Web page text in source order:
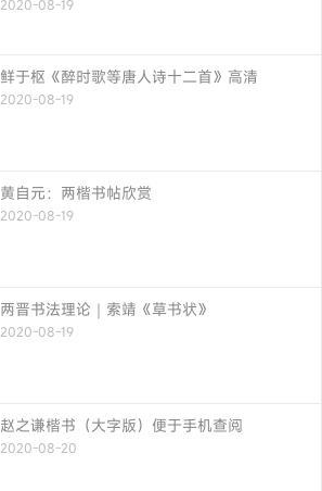
2020-08-19
鲜于枢《醉时歌等唐人诗十二首》高清
2020-08-19
黄自元：两楷书帖欣赏
2020-08-19
两晋书法理论｜索靖《草书状》
2020-08-19
赵之谦楷书（大字版）便于手机查阅
2020-08-20